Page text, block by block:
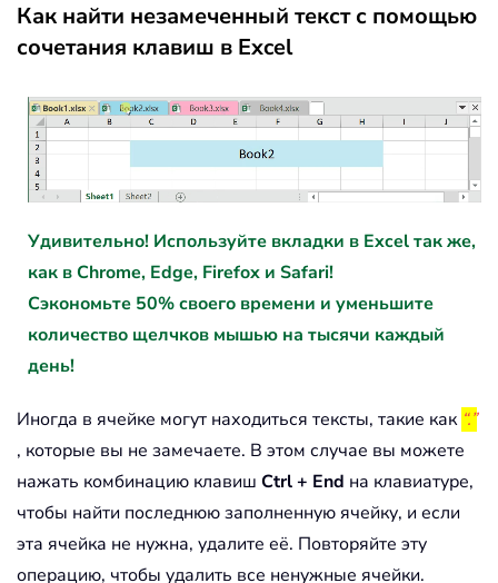
Как найти незамеченный текст с помощью
сочетания клавиш в Excel
Удивительно! Используйте вкладки в Excel так же,
как в Chrome, Edge, Firefox и Safari!
Сэкономьте 50% своего времени и уменьшите
количество щелчков мышью на тысячи каждый
день!
Иногда в ячейке могут находиться тексты, такие как “.”
, которые вы не замечаете. В этом случае вы можете
нажать комбинацию клавиш Ctrl + End на клавиатуре,
чтобы найти последнюю заполненную ячейку, и если
эта ячейка не нужна, удалите её. Повторяйте эту
операцию, чтобы удалить все ненужные ячейки.